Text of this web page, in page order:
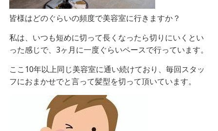
皆様はどのぐらいの頻度で美容室に行きますか？
私は、いつも短めに切って長くなったら切りにいくとい
った感じで、3ヶ月に一度ぐらいペースで行っています。
ここ10年以上同じ美容室に通い続けており、毎回スタッ
フにおまかせでと言って髪型を切って頂いています。